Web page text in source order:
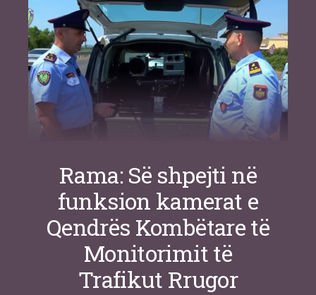
Nga Or Shalom
Rama: Së shpejti në
funksion kamerat e
Qendrës Kombëtare të
Monitorimit të
Trafikut Rrugor